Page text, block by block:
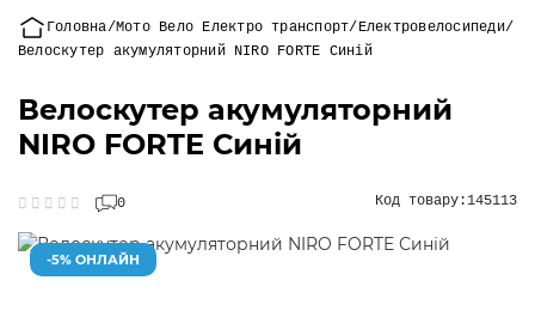
Головна Мото Вело Електро транспорт
Електровелосипеди
Велоскутер акумуляторний NIRO FORTE Синій
Велоскутер акумуляторний
NIRO FORTE Синій
0 Код товару:145113
-5% ОНЛАЙН